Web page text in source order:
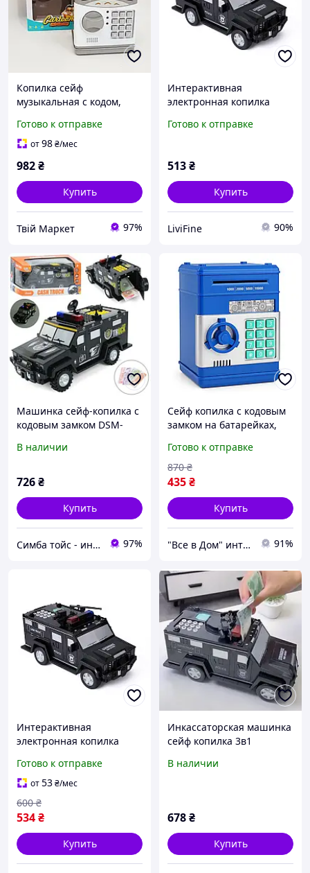
Копилка сейф
музыкальная с кодом,
банкомат Машинка с
отпечатком пальца NS-41
Готово к отправке
от98₴/мес
982₴
Купить
Твій Маркет 97%
Интерактивная
электронная копилка
замком LF227
Готово к отправке
513₴
Купить
LiviFine 90%
Машинка сейф-копилка с
кодовым замком DSM-
В наличии
726₴
Купить
Симба тойс - интернет-магазин детских игрушек 97%
Сейф копилка с кодовым
замком на батарейках,
Сейф для сбережений
детей TE-69
Готово к отправке
435₴
870 ₴
Купить
"Все в Дом" интернет-магазин 91%
Интерактивная
электронная копилка
замком
Готово к отправке
от53₴/мес
534₴
600 ₴
Купить
Инкассаторская машинка
сейф копилка 3в1
В наличии
678₴
Купить